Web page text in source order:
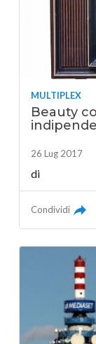
MULTIPLEX
Beauty
26 Lug 2017
di
Condividi